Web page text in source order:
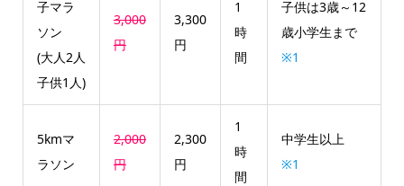
子マラ
ソン
(大人2人
子供1人)
3,000
円
3,300
円
1
時
間
子供は3歳～12
歳小学生まで
※1
5kmマ
ラソン
2,000
円
2,300
円
1
時
間
中学生以上
※1